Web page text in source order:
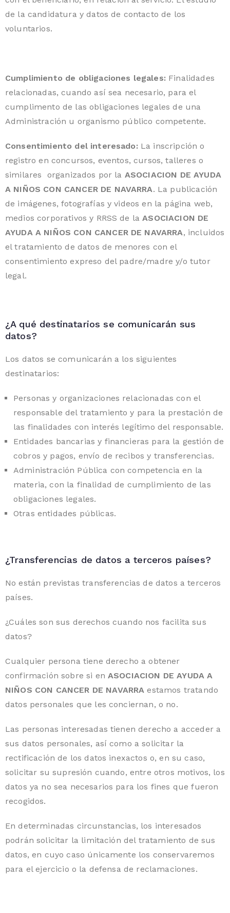
de la candidatura y datos de contacto de los
voluntarios.
Cumplimiento de obligaciones legales: Finalidades
relacionadas, cuando así sea necesario, para el
cumplimento de las obligaciones legales de una
Administración u organismo público competente.
Consentimiento del interesado: La inscripción o
registro en concursos, eventos, cursos, talleres o
similares organizados por la ASOCIACION DE AYUDA
A NIÑOS CON CANCER DE NAVARRA. La publicación
de imágenes, fotografías y videos en la página web,
medios corporativos y RRSS de laASOCIACION DE
AYUDA A NIÑOS CON CANCER DE NAVARRA, incluidos
el tratamiento de datos de menores con el
consentimiento expreso del padre/madre y/o tutor
legal.
¿A qué destinatarios se comunicarán sus
datos?
Los datos se comunicarán a los siguientes
destinatarios:
Personas y organizaciones relacionadas con el
responsable del tratamiento y para la prestación de
las finalidades con interés legítimo del responsable.
Entidades bancarias y financieras para la gestión de
cobros y pagos, envío de recibos y transferencias.
Administración Pública con competencia en la
materia, con la finalidad de cumplimiento de las
obligaciones legales.
Otras entidades públicas.
¿Transferencias de datos a terceros países?
No están previstas transferencias de datos a terceros
países.
¿Cuáles son sus derechos cuando nos facilita sus
datos?
Cualquier persona tiene derecho a obtener
confirmación sobre si enASOCIACION DE AYUDA A
NIÑOS CON CANCER DE NAVARRAestamos tratando
datos personales que les conciernan, o no.
Las personas interesadas tienen derecho a acceder a
sus datos personales, así como a solicitar la
rectificación de los datos inexactos o, en su caso,
solicitar su supresión cuando, entre otros motivos, los
datos ya no sea necesarios para los fines que fueron
recogidos.
En determinadas circunstancias, los interesados
podrán solicitar la limitación del tratamiento de sus
datos, en cuyo caso únicamente los conservaremos
para el ejercicio o la defensa de reclamaciones.